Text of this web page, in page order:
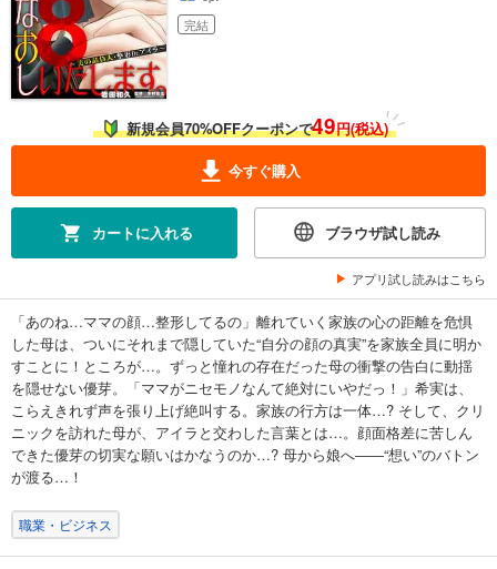
完結
新規会員70%OFFクーポンで49円(税込)
今すぐ購入
カートに入れる ブラウザ試し読み
アプリ試し読みはこちら
「あのね…ママの顔…整形してるの」離れていく家族の心の距離を危惧
した母は、ついにそれまで隠していた“自分の顔の真実”を家族全員に明か
すことに！ところが…。ずっと憧れの存在だった母の衝撃の告白に動揺
を隠せない優芽。「ママがニセモノなんて絶対にいやだっ！」希実は、
こらえきれず声を張り上げ絶叫する。家族の行方は一体…? そして、クリ
ニックを訪れた母が、アイラと交わした言葉とは…。顔面格差に苦しん
できた優芽の切実な願いはかなうのか…? 母から娘へ――“想い”のバトン
が渡る…！
職業・ビジネス